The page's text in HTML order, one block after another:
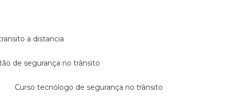
a distancia
de segurança no trânsito
curso tecnólogo de segurança no trânsito